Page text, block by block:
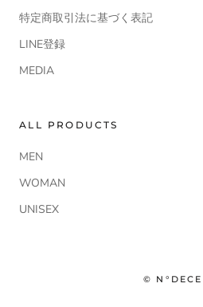
特定商取引法に基づく表記
LINE登録
MEDIA
ALL PRODUCTS
MEN
WOMAN
UNISEX
©